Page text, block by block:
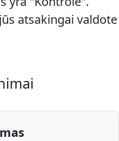
atsakingai valdote